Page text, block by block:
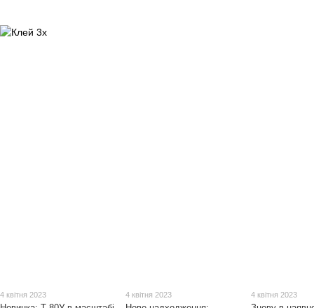
4 квітня 2023 4 квітня 2023 4 квітня 2023